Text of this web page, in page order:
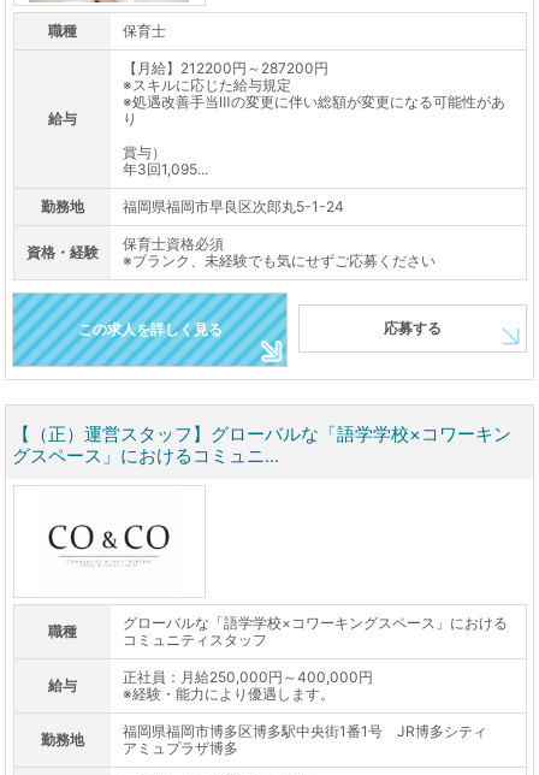
職種 保育士
給与
【月給】212200円～287200円
※スキルに応じた給与規定
※処遇改善手当Ⅲの変更に伴い総額が変更になる可能性があ
り
賞与）
年3回1,095...
勤務地 福岡県福岡市早良区次郎丸5-1-24
資格・経験
保育士資格必須
※ブランク、未経験でも気にせずご応募ください
この求人を詳しく見る 応募する
【（正）運営スタッフ】グローバルな「語学学校×コワーキン
グスペース」におけるコミュニ...
職種
グローバルな「語学学校×コワーキングスペース」における
コミュニティスタッフ
給与
正社員：月給250,000円～400,000円
※経験・能力により優遇します。
勤務地
福岡県福岡市博多区博多駅中央街1番1号 JR博多シティ
アミュプラザ博多